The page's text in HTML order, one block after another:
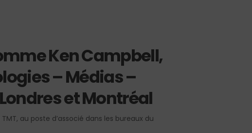
Ken Campbell,
– Médias –
et Montréal
au poste d’associé dans les bureaux du